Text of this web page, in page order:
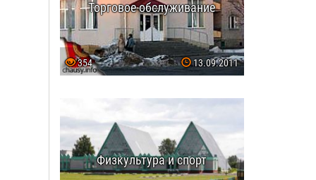
Торговое обслуживание
354 13.09.2011
Физкультура и спорт